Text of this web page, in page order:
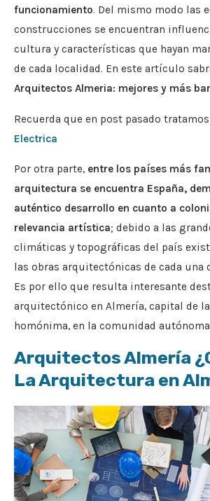
funcionamiento. Del mismo modo las
construcciones se encuentran
cultura y características que hayan
de cada localidad. En este artículo
Arquitectos Almeria: mejores y más
Recuerda que en post pasado
Electrica
Por otra parte, entre los países más
arquitectura se encuentra España,
auténtico desarrollo en cuanto a
relevancia artística; debido a las
climáticas y topográficas del país
las obras arquitectónicas de cada una
Es por ello que resulta interesante
arquitectónico en Almería, capital de
homónima, en la comunidad
Arquitectos Almería
La Arquitectura en